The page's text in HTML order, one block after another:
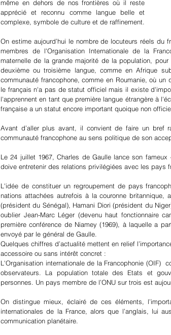
même en dehors de nos frontières où il reste
apprécié et reconnu comme langue belle et
complexe, symbole de culture et de raffinement.
On estime aujourd’hui le nombre de locuteurs réels
membres de l'Organisation Internationale de la
maternelle de la grande majorité de la population,
deuxième ou troisième langue, comme en Afrique
communauté francophone, comme en Roumanie, où
le français n'a pas de statut officiel mais il existe
l'apprennent en tant que première langue étrangère à
française a un statut encore important quoique non
Avant d’aller plus avant, il convient de faire un bref
communauté francophone au sens politique de son
Le 24 juillet 1967, Charles de Gaulle lance son
doive entretenir des relations privilégiées avec les pays
L'idée de constituer un regroupement de pays
nations attachées autrefois à la couronne
(président du Sénégal), Hamani Diori (président du
oublier Jean-Marc Léger (devenu haut fonctionnaire
première conférence de Niamey (1969), à laquelle a
envoyé par le général de Gaulle.
Quelques chiffres d’actualité mettent en relief
accessoire ou sans intérêt concret :
L'Organisation internationale de la Francophonie (OIF)
observateurs. La population totale des Etats et
personnes. Un pays membre de l’ONU sur trois est
On distingue mieux, éclairé de ces éléments,
internationales de la France, alors que l’anglais, lui
communication planétaire.